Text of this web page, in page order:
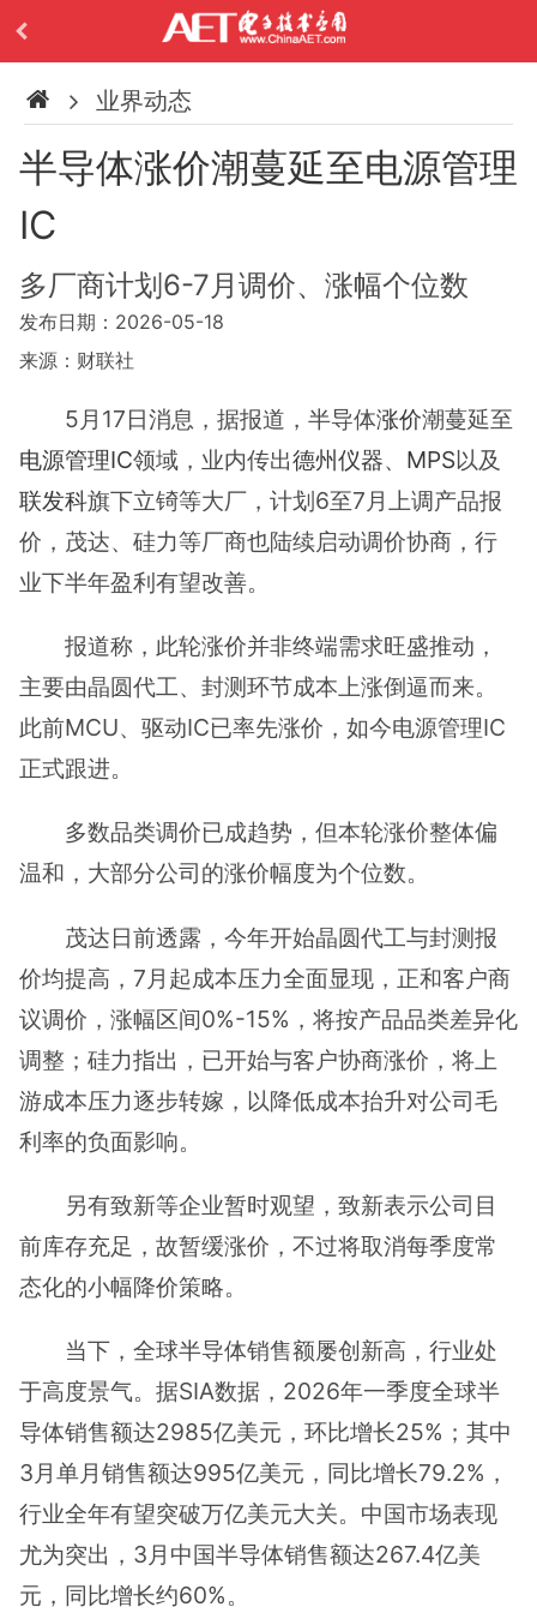
业界动态
半导体涨价潮蔓延至电源管理
IC
多厂商计划6-7月调价、涨幅个位数
发布日期：2026-05-18
来源：财联社
5月17日消息，据报道，半导体涨价潮蔓延至
电源管理IC领域，业内传出德州仪器、 MPS以及
联发科旗下立锜等大厂，计划6至7月上调产品报
价，茂达、硅力等厂商也陆续启动调价协商，行
业下半年盈利有望改善。
报道称，此轮涨价并非终端需求旺盛推动，
主要由晶圆代工、封测环节成本上涨倒逼而来。
此前MCU、驱动IC已率先涨价，如今电源管理IC
正式跟进。
多数品类调价已成趋势，但本轮涨价整体偏
温和，大部分公司的涨价幅度为个位数。
茂达日前透露，今年开始晶圆代工与封测报
价均提高，7月起成本压力全面显现，正和客户商
议调价，涨幅区间0%-15%，将按产品品类差异化
调整；硅力指出，已开始与客户协商涨价，将上
游成本压力逐步转嫁，以降低成本抬升对公司毛
利率的负面影响。
另有致新等企业暂时观望，致新表示公司目
前库存充足，故暂缓涨价，不过将取消每季度常
态化的小幅降价策略。
当下，全球半导体销售额屡创新高，行业处
于高度景气。据SIA数据，2026年一季度全球半
导体销售额达2985亿美元，环比增长25%；其中
3月单月销售额达995亿美元，同比增长79.2%，
行业全年有望突破万亿美元大关。中国市场表现
尤为突出，3月中国半导体销售额达267.4亿美
元，同比增长约60%。